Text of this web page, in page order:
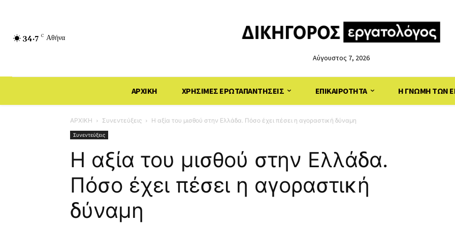
34.7 C Αθήνα
Αύγουστος 7, 2026
ΑΡΧΙΚΗ ΧΡΗΣΙΜΕΣ ΕΡΩΤΑΠΑΝΤΗΣΕΙΣ ΕΠΙΚΑΙΡΟΤΗΤΑ Η ΓΝΩΜΗ ΤΩΝ
ΑΡΧΙΚΗ Συνεντεύξεις Η αξία του μισθού στην Ελλάδα. Πόσο έχει πέσει η αγοραστική δύναμη
Συνεντεύξεις
Η αξία του μισθού στην Ελλάδα.
Πόσο έχει πέσει η αγοραστική
δύναμη